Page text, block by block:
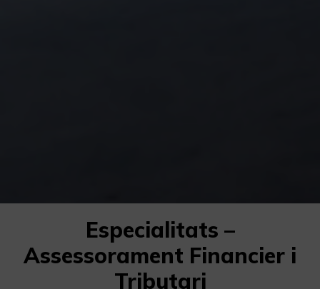
Especialitats –
Assessorament Financier i
Tributari